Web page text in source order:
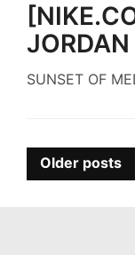
JORDAN
SUNSET OF
Posts
navigation
Older posts